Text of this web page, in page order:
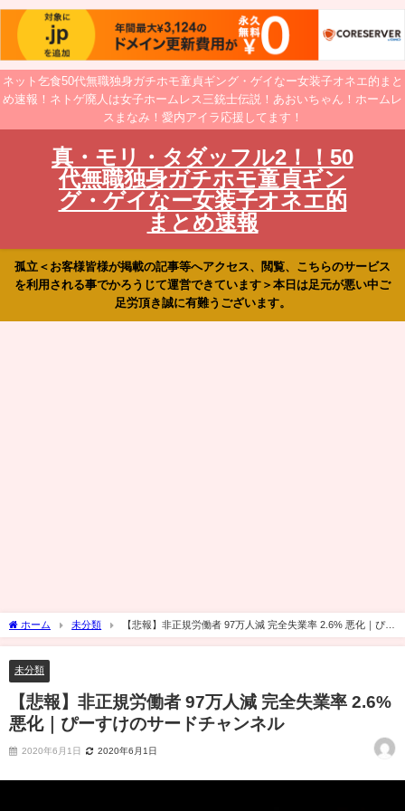
ネット乞食50代無職独身ガチホモ童貞ギング・ゲイなー女装子オネエ的まと
め速報！ネトゲ廃人は女子ホームレス三銃士伝説！あおいちゃん！ホームレ
スまなみ！愛内アイラ応援してます！
真・モリ・タダッフル2！！50
代無職独身ガチホモ童貞ギン
グ・ゲイなー女装子オネエ的
まとめ速報
孤立＜お客様皆様が掲載の記事等へアクセス、閲覧、こちらのサービス
を利用される事でかろうじて運営できています＞本日は足元が悪い中ご
足労頂き誠に有難うございます。
ホーム 未分類
【悲報】非正規労働者 97万人減 完全失業率 2.6% 悪化｜ぴー
すけのサードチャンネル
未分類
【悲報】非正規労働者 97万人減 完全失業率 2.6%
悪化｜ぴーすけのサードチャンネル
2020年6月1日 2020年6月1日